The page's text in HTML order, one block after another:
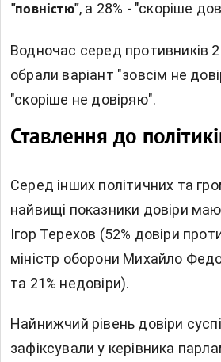
"повністю", а 28% - "скоріше
Водночас серед противників
обрали варіант "зовсім не
"скоріше не довіряю".
Ставлення до
Серед інших політичних та
найвищі показники довіри
Ігор Терехов (52% довіри
міністр оборони Михайло
та 21% недовіри).
Найнижчий рівень довіри
зафіксували у керівника